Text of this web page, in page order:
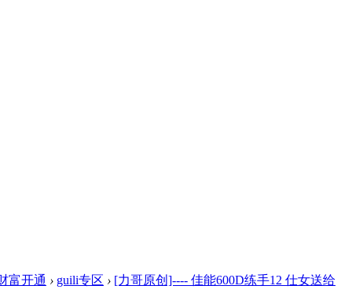
富开通 › guili专区 › [力哥原创]---- 佳能600D练手12 仕女送给